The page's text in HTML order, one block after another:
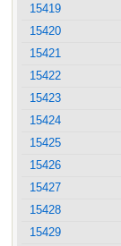
15419
15420
15421
15422
15423
15424
15425
15426
15427
15428
15429